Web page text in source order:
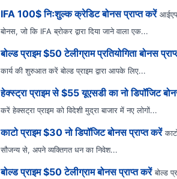
IFA 100$ निःशुल्क क्रेडिट बोनस प्राप्त करें
बोनस, जो कि IFA ब्रोकर द्वारा दिया जाने वाला एक...
बोल्ड प्राइम $50 टेलीग्राम प्रतियोगिता बोनस
कार्य की शुरुआत करें बोल्ड प्राइम द्वारा आपके लिए...
हेक्स्ट्रा प्राइम से $55 यूएसडी का नो डिपॉजिट
करें हेक्सट्रा प्राइम को विदेशी मुद्रा बाजार में नए लोगों...
काटो प्राइम $30 नो डिपॉजिट बोनस प्राप्त करें
सौजन्य से, अपने व्यक्तिगत धन का निवेश...
बोल्ड प्राइम $50 टेलीग्राम बोनस प्राप्त करें बोल्ड